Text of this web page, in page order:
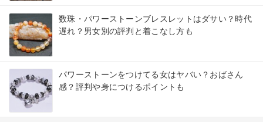
数珠・パワーストーンブレスレットはダサい？時代
遅れ？男女別の評判と着こなし方も
パワーストーンをつけてる女はヤバい？おばさん
感？評判や身につけるポイントも